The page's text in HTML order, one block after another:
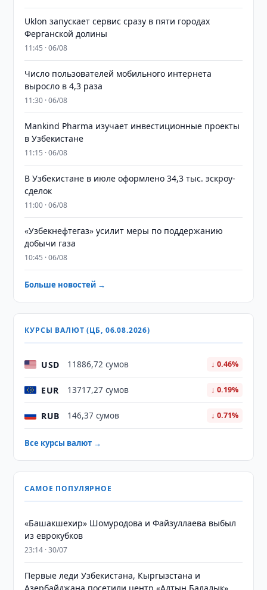
Uklon запускает сервис сразу в пяти городах
Ферганской долины
11:45 · 06/08
Число пользователей мобильного интернета
выросло в 4,3 раза
11:30 · 06/08
Mankind Pharma изучает инвестиционные проекты
в Узбекистане
11:15 · 06/08
В Узбекистане в июле оформлено 34,3 тыс. эскроу-
сделок
11:00 · 06/08
«Узбекнефтегаз» усилит меры по поддержанию
добычи газа
10:45 · 06/08
Больше новостей →
КУРСЫ ВАЛЮТ (ЦБ, 06.08.2026)
USD 11886,72 сумов ↓ 0.46%
EUR 13717,27 сумов ↓ 0.19%
RUB 146,37 сумов ↓ 0.71%
Все курсы валют →
САМОЕ ПОПУЛЯРНОЕ
«Башакшехир» Шомуродова и Файзуллаева выбыл
из еврокубков
23:14 · 30/07
Первые леди Узбекистана, Кыргызстана и